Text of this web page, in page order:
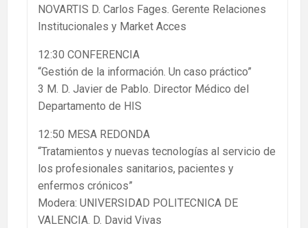
NOVARTIS D. Carlos Fages. Gerente Relaciones
Institucionales y Market Acces
12:30 CONFERENCIA
“Gestión de la información. Un caso práctico”
3 M. D. Javier de Pablo. Director Médico del
Departamento de HIS
12:50 MESA REDONDA
“Tratamientos y nuevas tecnologías al servicio de
los profesionales sanitarios, pacientes y
enfermos crónicos”
Modera: UNIVERSIDAD POLITECNICA DE
VALENCIA. D. David Vivas